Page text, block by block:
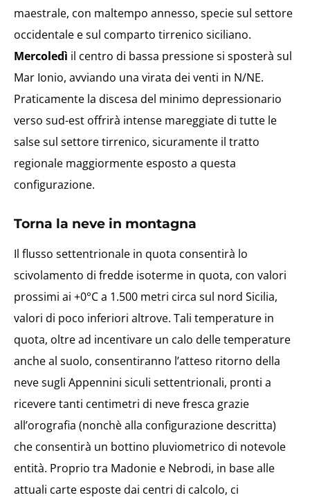
maestrale, con maltempo annesso, specie sul settore
occidentale e sul comparto tirrenico siciliano.
Mercoledì il centro di bassa pressione si sposterà sul
Mar Ionio, avviando una virata dei venti in N/NE.
Praticamente la discesa del minimo depressionario
verso sud-est offrirà intense mareggiate di tutte le
salse sul settore tirrenico, sicuramente il tratto
regionale maggiormente esposto a questa
configurazione.
Torna la neve in montagna
Il flusso settentrionale in quota consentirà lo
scivolamento di fredde isoterme in quota, con valori
prossimi ai +0°C a 1.500 metri circa sul nord Sicilia,
valori di poco inferiori altrove. Tali temperature in
quota, oltre ad incentivare un calo delle temperature
anche al suolo, consentiranno l’atteso ritorno della
neve sugli Appennini siculi settentrionali, pronti a
ricevere tanti centimetri di neve fresca grazie
all’orografia (nonchè alla configurazione descritta)
che consentirà un bottino pluviometrico di notevole
entità. Proprio tra Madonie e Nebrodi, in base alle
attuali carte esposte dai centri di calcolo, ci